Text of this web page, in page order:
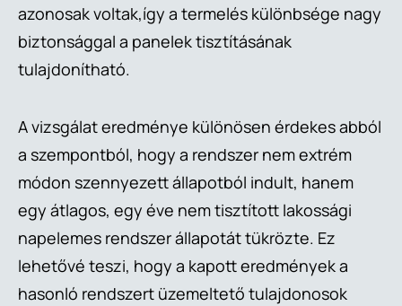
azonosak voltak,így a termelés különbsége nagy
biztonsággal a panelek tisztításának
tulajdonítható.
A vizsgálat eredménye különösen érdekes abból
a szempontból, hogy a rendszer nem extrém
módon szennyezett állapotból indult, hanem
egy átlagos, egy éve nem tisztított lakossági
napelemes rendszer állapotát tükrözte. Ez
lehetővé teszi, hogy a kapott eredmények a
hasonló rendszert üzemeltető tulajdonosok